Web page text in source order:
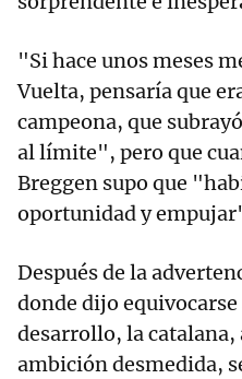
"Si hace unos meses
Vuelta, pensaría que
campeona, que
al límite", pero que
Breggen supo que
oportunidad y
Después de la
donde dijo
desarrollo, la catalana,
ambición desmedida,